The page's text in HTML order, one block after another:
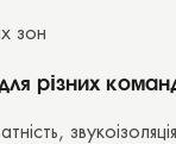
зон
різних